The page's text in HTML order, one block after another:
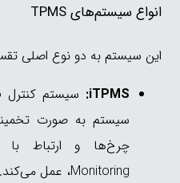
انواع سیستم‌های TPMS
این سیستم به دو نوع اصلی
iTPMS: سیستم کنترل
سیستم به صورت
Monitoring، عمل می‌کند.